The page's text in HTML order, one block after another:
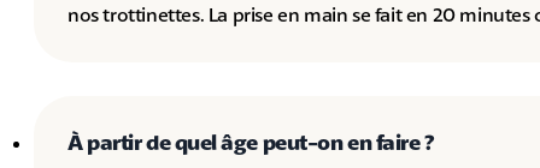
nos trottinettes. La prise en main se fait en 20 minutes
À partir de quel âge peut-on en faire ?